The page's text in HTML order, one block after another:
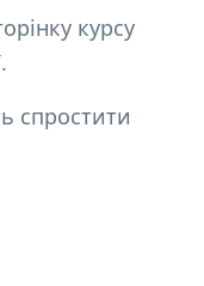
курсу
спростити